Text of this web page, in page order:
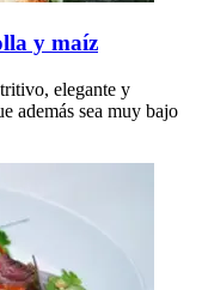
y maíz
elegante y
además sea muy bajo